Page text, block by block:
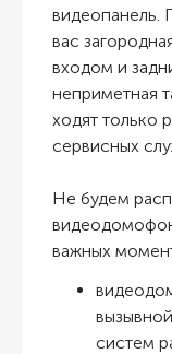
видеопанель.
вас
входом и
неприметная
ходят только
сервисных
Не будем
важных
систем